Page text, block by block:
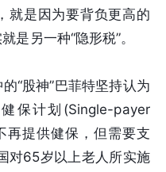
就是因为要背负更高的
另一种“隐形税”。
“股神”巴菲特坚持认为
保计划(Single-payer
再提供健保，但需要支
对65岁以上老人所实施